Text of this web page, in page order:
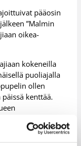
pääosin
”Malmin
oikea-
kokeneilla
puoliajalla
ollen
kenttää.
rajasta